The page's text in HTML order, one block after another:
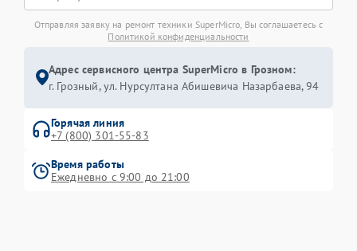
Отправляя заявку на ремонт техники SuperMicro, Вы соглашаетесь с
Политикой конфиденциальности
Адрес сервисного центра SuperMicro в Грозном:
г. Грозный, ул. Нурсултана Абишевича Назарбаева, 94
Горячая линия
+7 (800) 301-55-83
Время работы
Ежедневно с 9:00 до 21:00